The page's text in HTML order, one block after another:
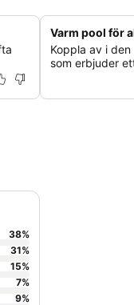
Varm pool för
Koppla av i
som erbjuder
38%
31%
15%
7%
9%